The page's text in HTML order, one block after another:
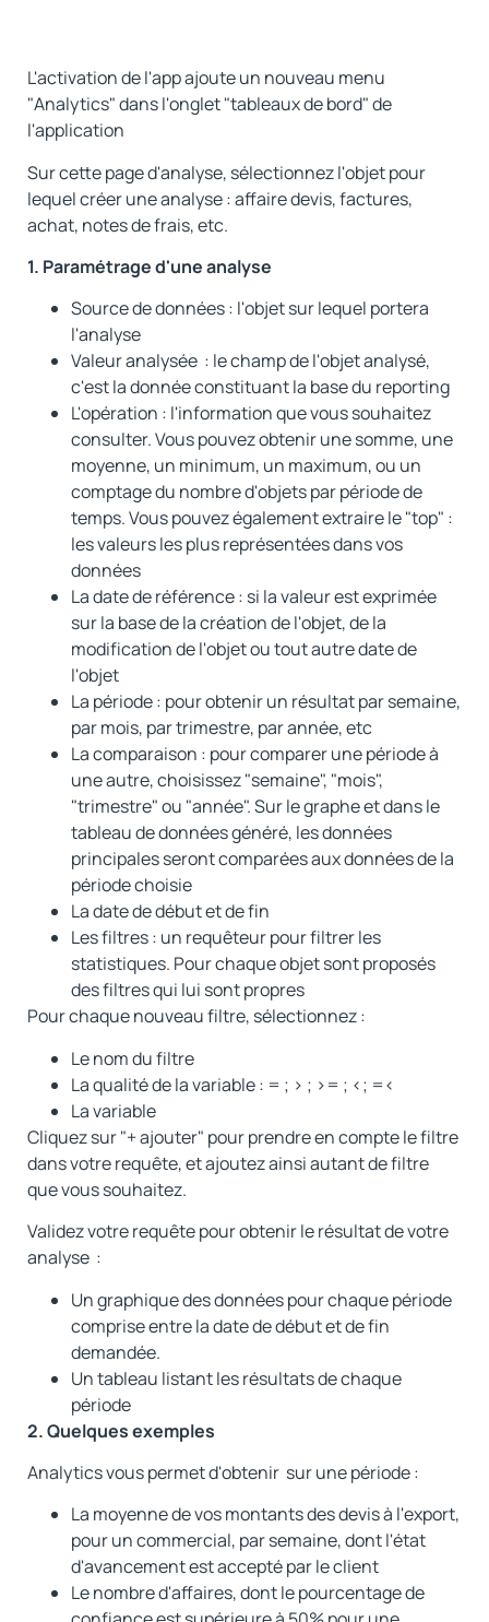
L'activation de l'app ajoute un nouveau menu
"Analytics" dans l'onglet "tableaux de bord" de
l'application
Sur cette page d'analyse, sélectionnez l'objet pour
lequel créer une analyse : affaire devis, factures,
achat, notes de frais, etc.
1. Paramétrage d'une analyse
Source de données : l'objet sur lequel portera
l'analyse
Valeur analysée : le champ de l'objet analysé,
c'est la donnée constituant la base du reporting
L'opération : l'information que vous souhaitez
consulter. Vous pouvez obtenir une somme, une
moyenne, un minimum, un maximum, ou un
comptage du nombre d'objets par période de
temps. Vous pouvez également extraire le "top" :
les valeurs les plus représentées dans vos
données
La date de référence : si la valeur est exprimée
sur la base de la création de l'objet, de la
modification de l'objet ou tout autre date de
l'objet
La période : pour obtenir un résultat par semaine,
par mois, par trimestre, par année, etc
La comparaison : pour comparer une période à
une autre, choisissez "semaine", "mois",
"trimestre" ou "année". Sur le graphe et dans le
tableau de données généré, les données
principales seront comparées aux données de la
période choisie
La date de début et de fin
Les filtres : un requêteur pour filtrer les
statistiques. Pour chaque objet sont proposés
des filtres qui lui sont propres
Pour chaque nouveau filtre, sélectionnez :
Le nom du filtre
La qualité de la variable : = ; > ; >= ; <; =<
La variable
Cliquez sur "+ ajouter" pour prendre en compte le filtre
dans votre requête, et ajoutez ainsi autant de filtre
que vous souhaitez.
Validez votre requête pour obtenir le résultat de votre
analyse :
Un graphique des données pour chaque période
comprise entre la date de début et de fin
demandée.
Un tableau listant les résultats de chaque
période
2. Quelques exemples
Analytics vous permet d'obtenir sur une période :
La moyenne de vos montants des devis à l'export,
pour un commercial, par semaine, dont l'état
d'avancement est accepté par le client
Le nombre d'affaires, dont le pourcentage de